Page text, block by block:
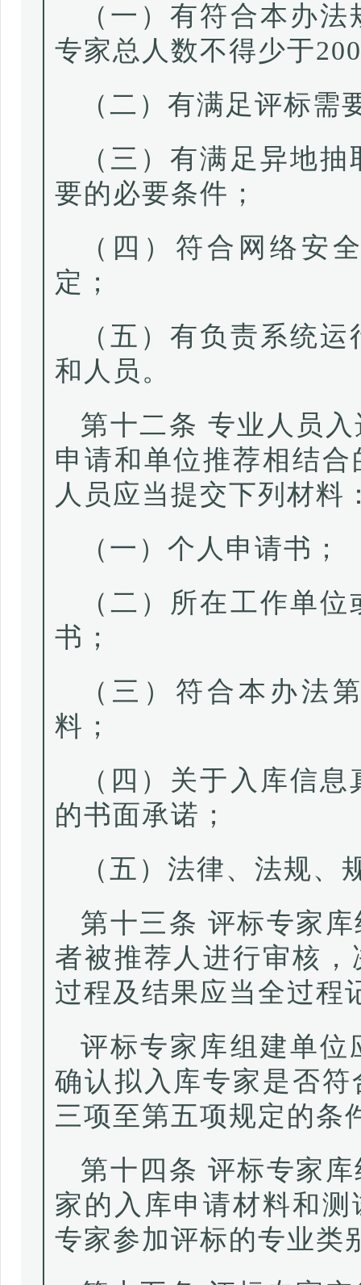
（一）有符合本办
专家总人数不得少于
（二）有满足评标需
（三）有满足异地
要的必要条件；
（四）符合网络安
定；
（五）有负责系统
和人员。
第十二条 专业人员
申请和单位推荐相结
人员应当提交下列材料
（一）个人申请书；
（二）所在工作单
书；
（三）符合本办法
料；
（四）关于入库信
的书面承诺；
（五）法律、法规
第十三条 评标专家
者被推荐人进行审核
过程及结果应当全过程
评标专家库组建单
确认拟入库专家是否
三项至第五项规定的条
第十四条 评标专家
家的入库申请材料和
专家参加评标的专业类